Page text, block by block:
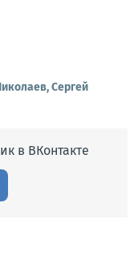
Сергей
в ВКонтакте